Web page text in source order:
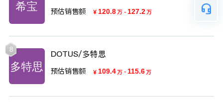
预估销售额 ￥ 120.8万 - 127.2万
8 DOTUS/多特思
预估销售额 ￥ 109.4万 - 115.6万